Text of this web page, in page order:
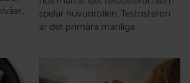
spelar huvudrollen. Testosteron
är det primära manliga